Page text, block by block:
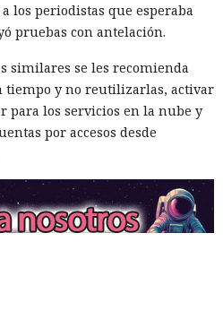
los periodistas que esperaba
pruebas con antelación.
similares se les recomienda
tiempo y no reutilizarlas, activar
los servicios en la nube y
por accesos desde